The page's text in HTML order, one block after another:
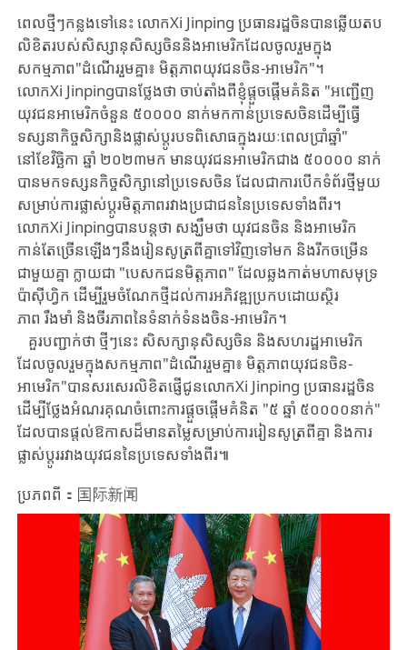
ពេលថ្មីៗកន្លងទៅនេះ លោកXi Jinping ប្រធានរដ្ឋចិនបានឆ្លើយតប
លិខិតរបស់សិស្សានុសិស្សចិននិងអាមេរិកដែលចូលរួមក្នុង
សកម្មភាព"ដំណើររួមគ្នា៖ មិត្តភាពយុវជនចិន-អាមេរិក"។
លោកXi Jinpingបានថ្លែងថា ចាប់តាំងពីខ្ញុំផ្តួចផ្តើមគំនិត "អញ្ជើញ
យុវជនអាមេរិកចំនួន ៥០០០០ នាក់មកកាន់ប្រទេសចិនដើម្បីធ្វើ
ទស្សនាកិច្ចសិក្សានិងផ្លាស់ប្តូរបទពិសោធក្នុងរយៈពេលប្រាំឆ្នាំ"
នៅខែវិច្ឆិកា ឆ្នាំ ២០២៣មក មានយុវជនអាមេរិកជាង ៥០០០០ នាក់
បានមកទស្សនកិច្ចសិក្សានៅប្រទេសចិន ដែលជាការបើកទំព័រថ្មីមួយ
សម្រាប់ការផ្លាស់ប្តូរមិត្តភាពរវាងប្រជាជននៃប្រទេសទាំងពីរ។
លោកXi Jinpingបានបន្តថា សង្ឃឹមថា យុវជនចិន និងអាមេរិក
កាន់តែច្រើនឡើងៗនឹងរៀនសូត្រពីគ្នាទៅវិញទៅមក និងរីកចម្រើន
ជាមួយគ្នា ក្លាយជា "បេសកជនមិត្តភាព" ដែលឆ្លងកាត់មហាសមុទ្រ
ប៉ាស៊ីហ្វិក ដើម្បីរួមចំណែកថ្មីដល់ការអភិវឌ្ឍប្រកបដោយស្ថិរ
ភាព រឹងមាំ និងចីរភាពនៃទំនាក់ទំនងចិន-អាមេរិក។
​ គួរបញ្ជាក់ថា ថ្មីៗនេះ សិសក្សានុសិស្សចិន និងសហរដ្ឋអាមេរិក
ដែលចូលរួមក្នុងសកម្មភាព"ដំណើររួមគ្នា៖ មិត្តភាពយុវជនចិន-
អាមេរិក"បានសរសេរលិខិតផ្ញើជូនលោកXi Jinping ប្រធានរដ្ឋចិន
ដើម្បីថ្លែងអំណរគុណចំពោះការផ្តួចផ្តើមគំនិត "៥ ឆ្នាំ ៥០០០០នាក់"
ដែលបានផ្តល់ឱកាសដ៏មានតម្លៃសម្រាប់ការរៀនសូត្រពីគ្នា និងការ
ផ្លាស់ប្តូររវាងយុវជននៃប្រទេសទាំងពីរ៕
ប្រភពពី：国际新闻